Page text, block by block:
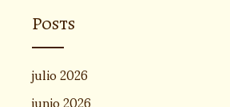
Posts
julio 2026